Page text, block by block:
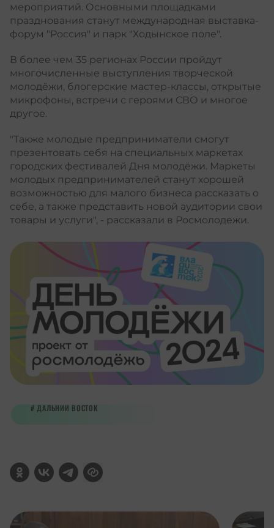
мероприятий. Основными площадками
празднования станут международная выставка-
форум "Россия" и парк "Ходынское поле".
В более чем 35 регионах России пройдут
многочисленные выступления творческой
молодёжи, блогерские мастер-классы, открытые
микрофоны, встречи с героями СВО и многое
другое.
"Также молодые предприниматели смогут
презентовать себя на специальных маркетах
городских фестивалей Дня молодёжи. Маркеты
молодых предпринимателей станут хорошей
возможностью для малого бизнеса рассказать о
себе, а также представить новой аудитории свои
товары и услуги", - рассказали в Росмолодежи.
ДАЛЬНИЙ ВОСТОК